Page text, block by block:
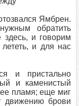
Ямбрен.
обратить
и говорим
и для нас
и пристально
и каменистый
пламя; еще миг
движению брови